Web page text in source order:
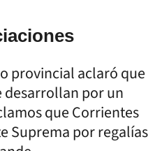
provincial aclaró que
desarrollan por un
que Corrientes
Suprema por regalías